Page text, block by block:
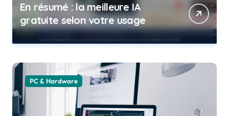
En résumé : la meilleure IA
gratuite selon votre usage
PC & Hardware